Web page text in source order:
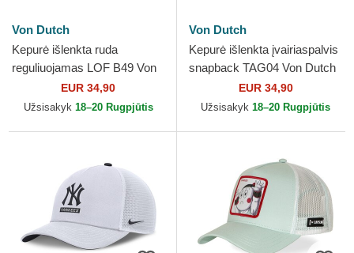
Von Dutch
Kepurė išlenkta ruda
reguliuojamas LOF B49 Von
EUR 34,90
Užsisakyk 18–20 Rugpjūtis
Von Dutch
Kepurė išlenkta įvairiaspalvis
snapback TAG04 Von Dutch
EUR 34,90
Užsisakyk 18–20 Rugpjūtis